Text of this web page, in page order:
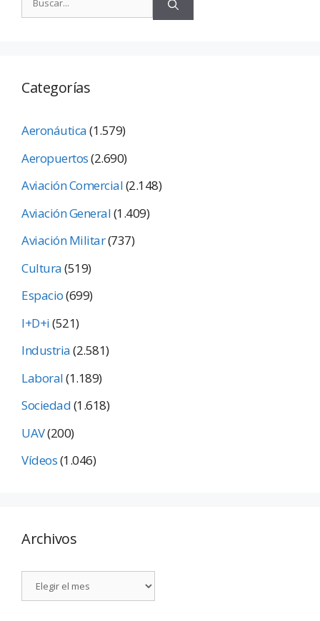
Categorías
Aeronáutica(1.579)
Aeropuertos(2.690)
Aviación Comercial(2.148)
Aviación General(1.409)
Aviación Militar(737)
Cultura(519)
Espacio(699)
I+D+i(521)
Industria(2.581)
Laboral(1.189)
Sociedad(1.618)
UAV(200)
Vídeos(1.046)
Archivos